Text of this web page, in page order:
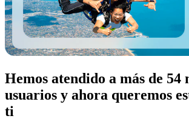
Hemos atendido a más de 54
usuarios y ahora queremos
ti